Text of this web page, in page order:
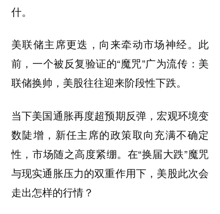
什。
美联储主席更迭，向来牵动市场神经。此
前，一个被反复验证的“魔咒”广为流传：美
联储换帅，美股往往迎来阶段性下跌。
当下美国通胀再度超预期反弹，宏观环境变
数陡增，新任主席的政策取向充满不确定
性，市场随之高度紧绷。在“换届大跌”魔咒
与现实通胀压力的双重作用下，美股此次会
走出怎样的行情？